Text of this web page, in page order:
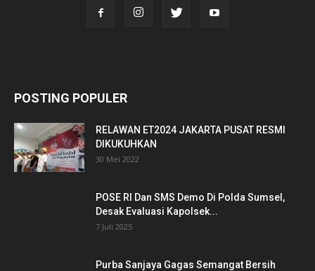
POSTING POPULER
RELAWAN ET2024 JAKARTA PUSAT RESMI
DIKUKUHKAN
30 Mei 2022
POSE RI Dan SMS Demo Di Polda Sumsel,
Desak Evaluasi Kapolsek...
7 Juli 2025
Purba Sanjaya Gagas Semangat Bersih